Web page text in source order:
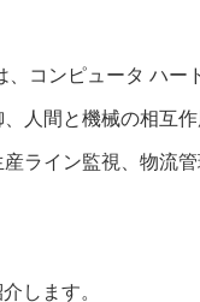
コンピュータ ハ
人間と機械の相互
ライン監視、物流管
します。